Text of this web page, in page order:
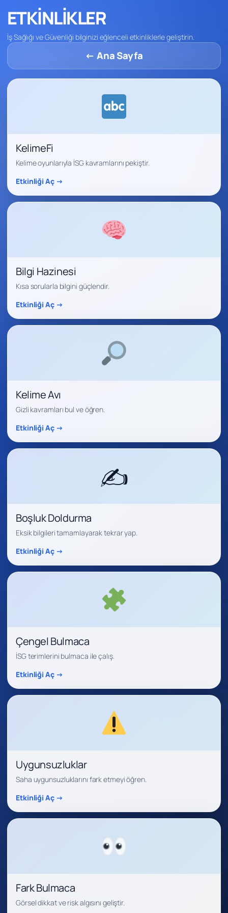
ETKİNLİKLER
İş Sağlığı ve Güvenliği bilginizi eğlenceli etkinliklerle geliştirin.
← Ana Sayfa
KelimeFi
Kelime oyunlarıyla İSG kavramlarını pekiştir.
Etkinliği Aç →
Bilgi Hazinesi
Kısa sorularla bilgini güçlendir.
Etkinliği Aç →
Kelime Avı
Gizli kavramları bul ve öğren.
Etkinliği Aç →
✍️
Boşluk Doldurma
Eksik bilgileri tamamlayarak tekrar yap.
Etkinliği Aç →
Çengel Bulmaca
İSG terimlerini bulmaca ile çalış.
Etkinliği Aç →
Uygunsuzluklar
Saha uygunsuzluklarını fark etmeyi öğren.
Etkinliği Aç →
Fark Bulmaca
Görsel dikkat ve risk algısını geliştir.